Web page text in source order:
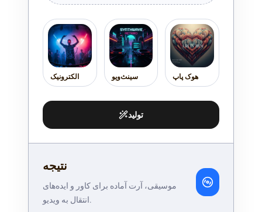
الکترونیک سینث‌ویو هوک پاپ
تولید
نتیجه
موسیقی، آرت آماده برای کاور و ایده‌های
انتقال به ویدیو.